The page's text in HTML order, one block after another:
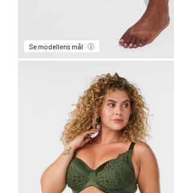
Se modellens mål